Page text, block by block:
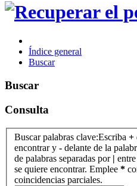
Índice general
Buscar
Buscar
Consulta
Buscar palabras clave:Escriba +
encontrar y - delante de la
de palabras separadas por |
se quiere encontrar. Emplee *
coincidencias parciales.